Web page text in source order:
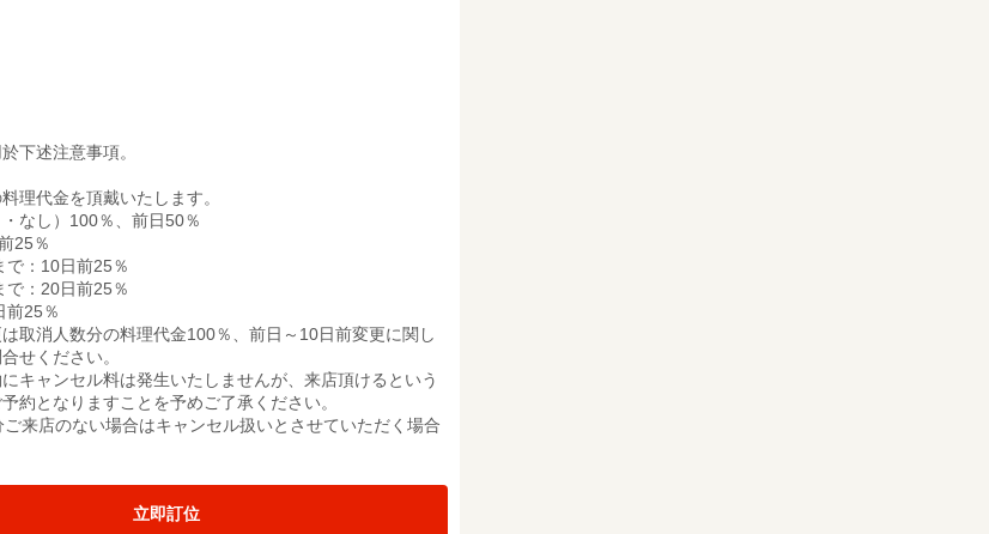
下述注意事項。
理代金を頂戴いたします。
なし）100％、前日50％
25％
で：10日前25％
で：20日前25％
前25％
取消人数分の料理代金100％、前日～10日前変更に関し
せください。
キャンセル料は発生いたしませんが、来店頂けるという
約となりますことを予めご了承ください。
来店のない場合はキャンセル扱いとさせていただく場合
立即訂位